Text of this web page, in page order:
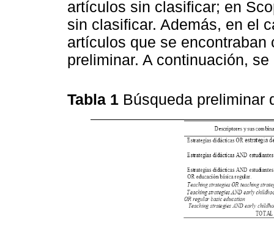
artículos sin clasificar; en
sin clasificar. Además, en el
artículos que se
preliminar. A continuación,
Tabla 1 Búsqueda